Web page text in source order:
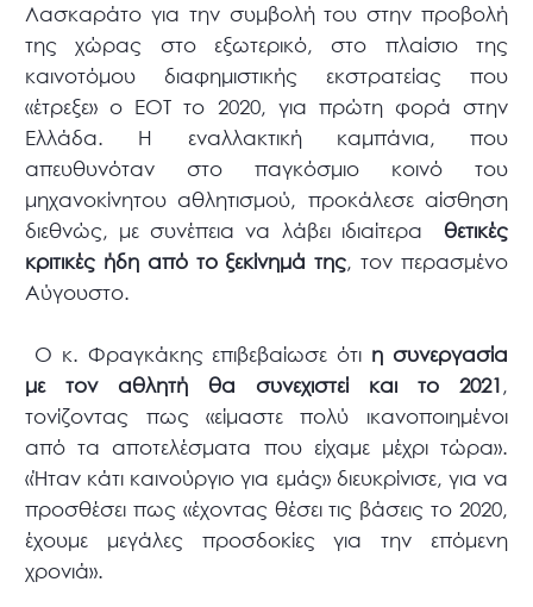
Λασκαράτο για την συμβολή του στην προβολή
της χώρας στο εξωτερικό, στο πλαίσιο της
καινοτόμου διαφημιστικής εκστρατείας που
«έτρεξε» ο ΕΟΤ το 2020, για πρώτη φορά στην
Ελλάδα. Η εναλλακτική καμπάνια, που
απευθυνόταν στο παγκόσμιο κοινό του
μηχανοκίνητου αθλητισμού, προκάλεσε αίσθηση
διεθνώς, με συνέπεια να λάβει ιδιαίτερα θετικές
κριτικές ήδη από το ξεκίνημά της, τον περασμένο
Αύγουστο.
Ο κ. Φραγκάκης επιβεβαίωσε ότι η συνεργασία
με τον αθλητή θα συνεχιστεί και το 2021,
τονίζοντας πως «είμαστε πολύ ικανοποιημένοι
από τα αποτελέσματα που είχαμε μέχρι τώρα».
«Ήταν κάτι καινούργιο για εμάς» διευκρίνισε, για να
προσθέσει πως «έχοντας θέσει τις βάσεις το 2020,
έχουμε μεγάλες προσδοκίες για την επόμενη
χρονιά».